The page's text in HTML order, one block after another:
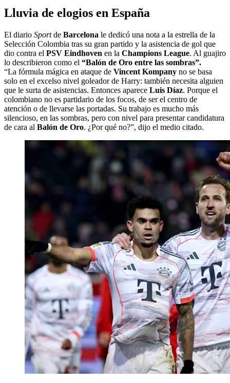
Lluvia de elogios en España
El diario Sportde Barcelona le dedicó una nota a la estrella de la
Selección Colombia tras su gran partido y la asistencia de gol que
dio contra el PSV Eindhoven en la Champions League. Al guajiro
lo describieron como el “Balón de Oro entre las sombras”.
“La fórmula mágica en ataque de Vincent Kompany no se basa
solo en el excelso nivel goleador de Harry: también necesita alguien
que le surta de asistencias. Entonces aparece Luis Díaz. Porque el
colombiano no es partidario de los focos, de ser el centro de
atención o de llevarse las portadas. Su trabajo es mucho más
silencioso, en las sombras, pero con nivel para presentar candidatura
de cara al Balón de Oro. ¿Por qué no?”, dijo el medio citado.